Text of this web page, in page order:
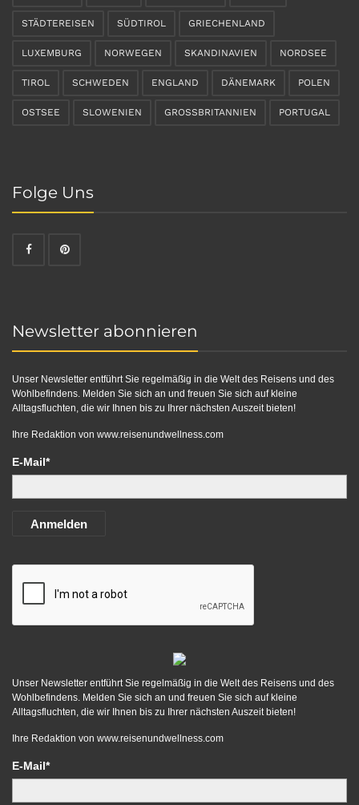
STÄDTEREISEN SÜDTIROL GRIECHENLAND
LUXEMBURG NORWEGEN SKANDINAVIEN NORDSEE
TIROL SCHWEDEN ENGLAND DÄNEMARK POLEN
OSTSEE SLOWENIEN GROSSBRITANNIEN PORTUGAL
Folge Uns
Newsletter abonnieren
Unser Newsletter entführt Sie regelmäßig in die Welt des Reisens und des
Wohlbefindens. Melden Sie sich an und freuen Sie sich auf kleine
Alltagsfluchten, die wir Ihnen bis zu Ihrer nächsten Auszeit bieten!
Ihre Redaktion von www.reisenundwellness.com
E-Mail*
Anmelden
Unser Newsletter entführt Sie regelmäßig in die Welt des Reisens und des
Wohlbefindens. Melden Sie sich an und freuen Sie sich auf kleine
Alltagsfluchten, die wir Ihnen bis zu Ihrer nächsten Auszeit bieten!
Ihre Redaktion von www.reisenundwellness.com
E-Mail*